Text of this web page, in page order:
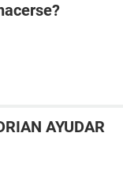
AYUDAR